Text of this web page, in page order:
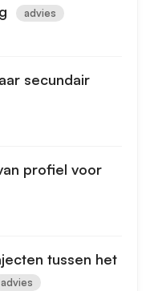
advies
secundair
profiel voor
tussen het
advies